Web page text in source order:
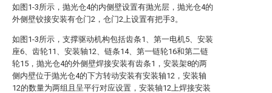
如图1-3所示，抛光仓4的内侧壁设置有抛光层，抛光仓4的
外侧壁铰接安装有仓门2，仓门2上设置有把手3。
如图1-3所示，支撑驱动机构包括齿条1、第一电机5、安装
座6、齿轮11、安装轴12、链条14、第一链轮16和第二链
轮15，抛光仓4的外侧壁焊接安装有齿条1，安装架8的两
侧内壁位于抛光仓4的下方转动安装有安装轴12，安装轴
12的数量为两组且呈平行对应设置，安装轴12上焊接安装